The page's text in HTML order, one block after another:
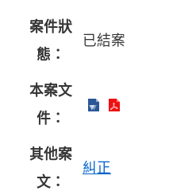
案件狀
態：
已結案
本案文
件：
其他案
文：
糾正